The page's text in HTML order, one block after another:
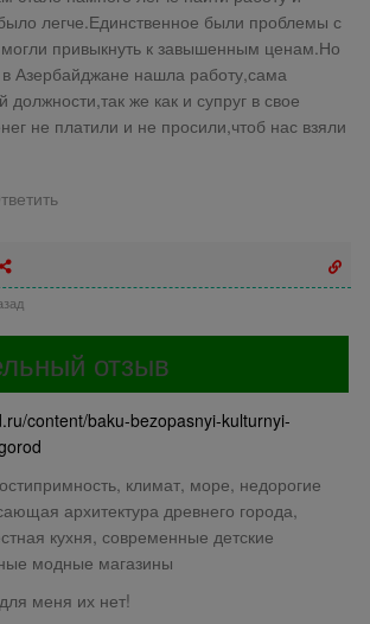
легче.Единственное были проблемы с
привыкнуть к завышенным ценам.Но
Азербайджане нашла работу,сама
должности,так же как и супруг в свое
не платили и не просили,чтоб нас взяли
отзыв
content/baku-bezopasnyi-kulturnyi-
климат, море, недорогие
архитектура древнего города,
кухня, современные детские
модные магазины
меня их нет!